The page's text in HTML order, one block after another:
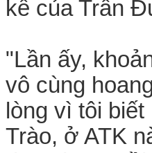
kể của Trần
"Lần ấy,
vô cùng
lòng vì tôi
Trào, ở ATK